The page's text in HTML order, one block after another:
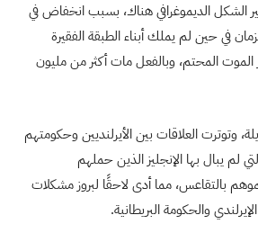
الشكل الديموغرافي هناك، بسبب انخفاض في
في حين لم يملك أبناء الطبقة الفقيرة
الموت المحتم، وبالفعل مات أكثر من مليون
وتوترت العلاقات بين الأيرلنديين وحكومتهم
لم يبال بها الإنجليز الذين حملهم
بالتقاعس، مما أدى لاحقًا لبروز مشكلات
والحكومة البريطانية.